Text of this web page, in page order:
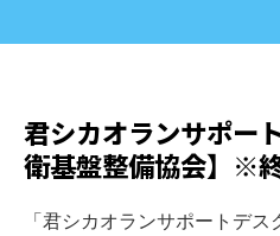
君シカオランサポー
衛基盤整備協会】※
「君シカオランサポートデ